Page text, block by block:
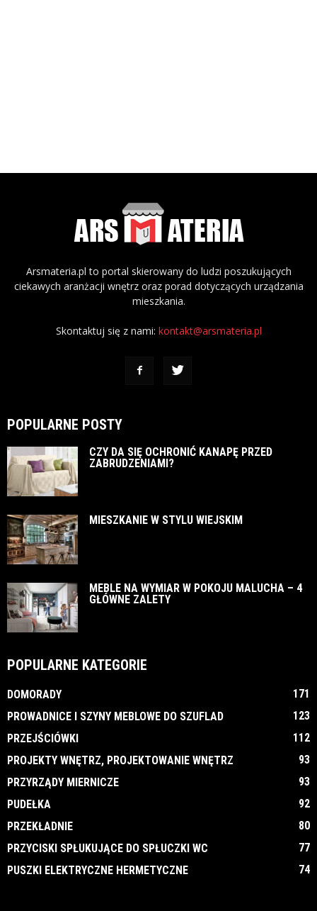
Arsmateria.pl to portal skierowany do ludzi poszukujących
ciekawych aranżacji wnętrz oraz porad dotyczących urządzania
mieszkania.
Skontaktuj się z nami: kontakt@arsmateria.pl
POPULARNE POSTY
CZY DA SIĘ OCHRONIĆ KANAPĘ PRZED
ZABRUDZENIAMI?
MIESZKANIE W STYLU WIEJSKIM
MEBLE NA WYMIAR W POKOJU MALUCHA – 4
GŁÓWNE ZALETY
POPULARNE KATEGORIE
DOMORADY
171
PROWADNICE I SZYNY MEBLOWE DO SZUFLAD
123
PRZEJŚCIÓWKI
112
PROJEKTY WNĘTRZ, PROJEKTOWANIE WNĘTRZ
93
PRZYRZĄDY MIERNICZE
93
PUDEŁKA
92
PRZEKŁADNIE
80
PRZYCISKI SPŁUKUJĄCE DO SPŁUCZKI WC
77
PUSZKI ELEKTRYCZNE HERMETYCZNE
74